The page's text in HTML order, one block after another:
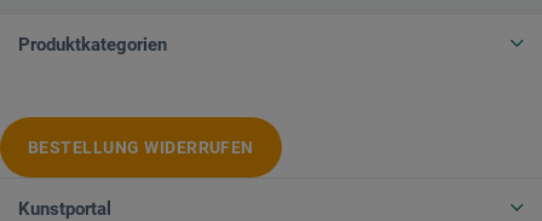
Produktkategorien
BESTELLUNG WIDERRUFEN
Kunstportal